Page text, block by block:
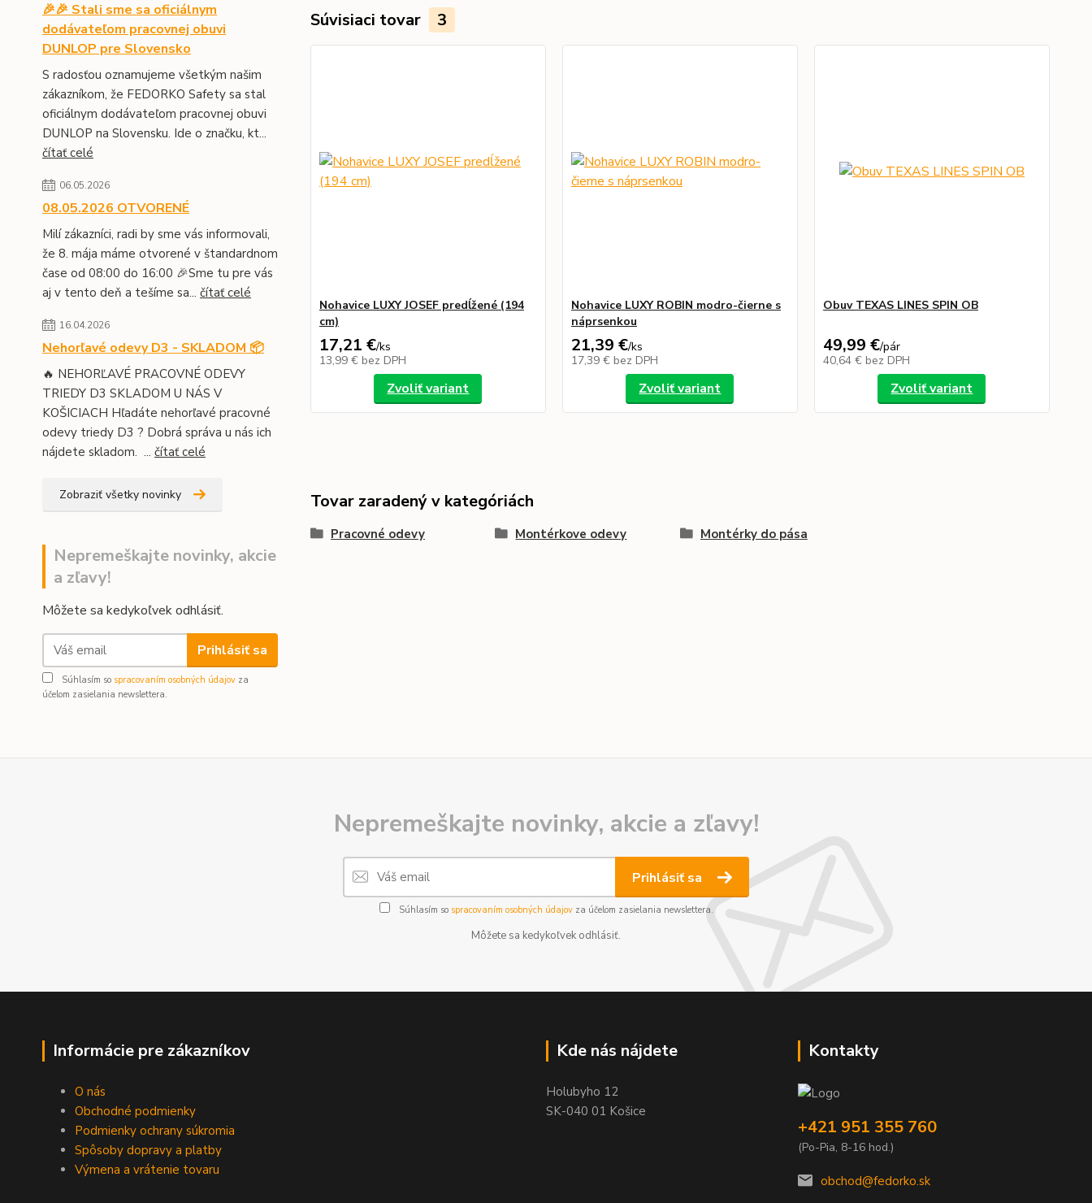
🎉🎉 Stali sme sa oficiálnym
dodávateľom pracovnej obuvi
DUNLOP pre Slovensko
S radosťou oznamujeme všetkým našim
zákazníkom, že FEDORKO Safety sa stal
oficiálnym dodávateľom pracovnej obuvi
DUNLOP na Slovensku. Ide o značku, kt...
čítať celé
06.05.2026
08.05.2026 OTVORENÉ
Milí zákazníci, radi by sme vás informovali,
že 8. mája máme otvorené v štandardnom
čase od 08:00 do 16:00 🎉Sme tu pre vás
aj v tento deň a tešíme sa... čítať celé
16.04.2026
Nehorľavé odevy D3 - SKLADOM 📦
🔥 NEHORĽAVÉ PRACOVNÉ ODEVY
TRIEDY D3 SKLADOM U NÁS V
KOŠICIACH Hľadáte nehorľavé pracovné
odevy triedy D3 ? Dobrá správa u nás ich
nájdete skladom. ... čítať celé
Zobraziť všetky novinky
Nepremeškajte novinky, akcie
a zľavy!
Môžete sa kedykoľvek odhlásiť.
Prihlásiť sa
Súhlasím so spracovaním osobných údajov za
účelom zasielania newslettera.
Súvisiaci tovar 3
Nohavice LUXY JOSEF predĺžené (194
cm)
17,21 €/ks
13,99 € bez DPH
Zvoliť variant
Nohavice LUXY ROBIN modro-čierne s
náprsenkou
21,39 €/ks
17,39 € bez DPH
Zvoliť variant
Obuv TEXAS LINES SPIN OB
49,99 €/pár
40,64 € bez DPH
Zvoliť variant
Tovar zaradený v kategóriách
Pracovné odevy Montérkove odevy Montérky do pása
Nepremeškajte novinky, akcie a zľavy!
Prihlásiť sa
Súhlasím so spracovaním osobných údajovza účelom zasielania newslettera.
Môžete sa kedykoľvek odhlásiť.
Informácie pre zákazníkov
O nás
Obchodné podmienky
Podmienky ochrany súkromia
Spôsoby dopravy a platby
Výmena a vrátenie tovaru
Kde nás nájdete
Holubyho 12
SK-040 01 Košice
Kontakty
+421 951 355 760
(Po-Pia, 8-16 hod.)
obchod@fedorko.sk